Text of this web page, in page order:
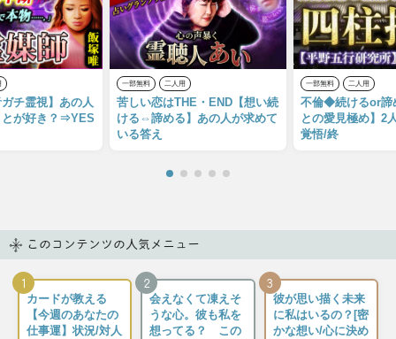
チ霊視】あの人
とが好き？⇒YES
一部無料 二人用
苦しい恋はTHE・END【想い続
ける⇔諦める】あの人が求めて
いる答え
一部無料 二人用
不倫◆続けるor諦
との愛見極め】2
覚悟/終
このコンテンツの人気メニュー
1
カードが教える
【今週のあなたの
仕事運】状況/対人
2
会えなくて凍えそ
うな心。彼も私を
想ってる？ この
3
彼が思い描く未来
に私はいるの？[密
かな想い/心に決め